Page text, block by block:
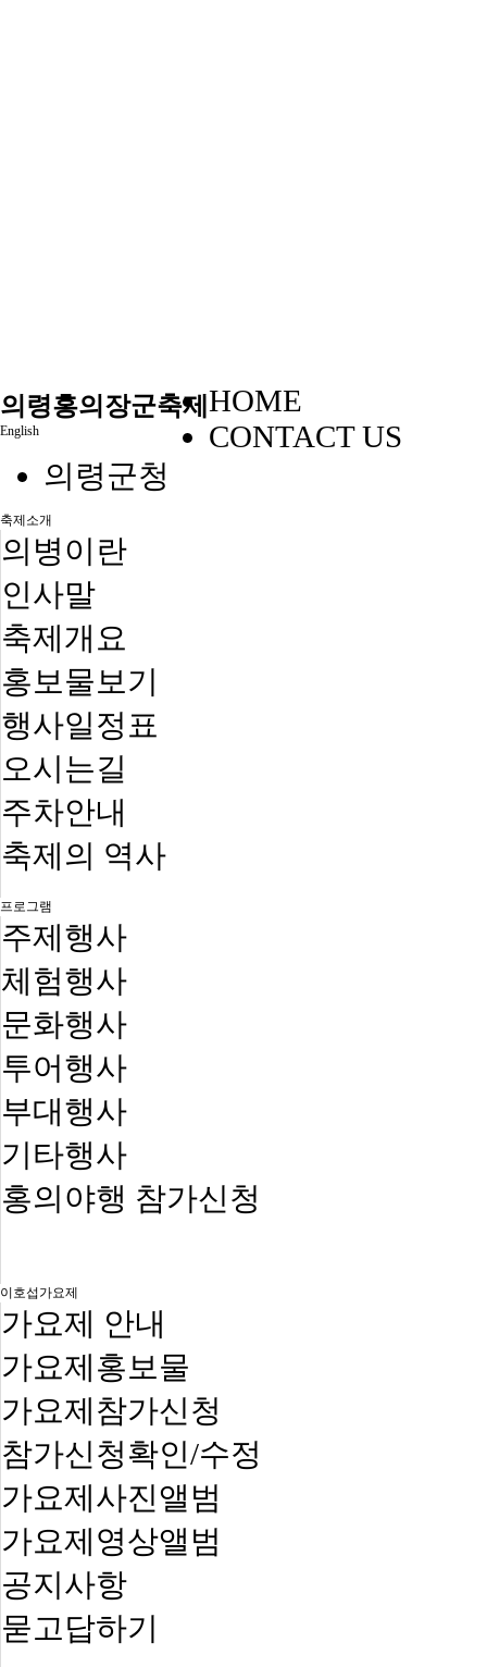
의령홍의장군축제
English
HOME
CONTACT US
의령군청
축제소개
의병이란
인사말
축제개요
홍보물보기
행사일정표
오시는길
주차안내
축제의 역사
프로그램
주제행사
체험행사
문화행사
투어행사
부대행사
기타행사
홍의야행 참가신청
이호섭가요제
가요제 안내
가요제홍보물
가요제참가신청
참가신청확인/수정
가요제사진앨범
가요제영상앨범
공지사항
묻고답하기